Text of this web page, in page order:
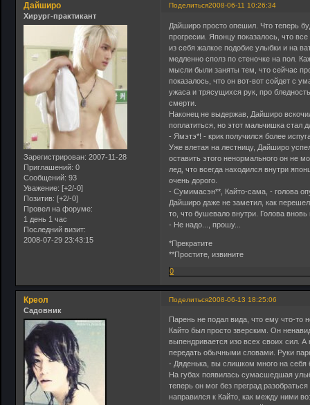
Поделиться2008-06-11 10:26:34
Дайширо
Хирург-практикант
Зарегистрирован: 2007-11-28
Приглашений: 0
Сообщений: 93
Уважение: [+2/-0]
Позитив: [+2/-0]
Провел на форуме:
1 день 1 час
Последний визит:
2008-07-29 23:43:15
Дайширо просто опешил. Что теперь
прогресии. Японцу показалось, что
из себя жалкое подобие улыбки и на
медленно сполз по стеночке на пол.
мысли были заняты тем, что сейчас
показалось, что он вот-вот сойдет с
ужаса и трясущихся рук, про
смерти.
Наконец не выдержав, Дайширо
поплатиться, но этот мальчишка стал
- Ямэтэ*! - крик получился более
Уже влетая на лестницу, Дайширо
оставить этого ненормального он не
лед, что всегда находился внутри
очень дорого.
- Сумимасэн**, Кайто-сама, - голова
Дайширо даже не заметил, как
то, что бушевало внутри. Голова
- Не надо..., прошу...
*Прекратите
**Простите, извините
0
Поделиться2008-06-13 18:25:06
Креол
Садовник
Парень не подал вида, что ему что-то
Кайто был просто зверским. Он
выпендривается изо всех своих сил.
передать обычными словами. Руки
- Дяденька, вы слишком много на себя
На губах появилась сумасшедшая
теперь он мог без преград
направился к Кайто, как между ними